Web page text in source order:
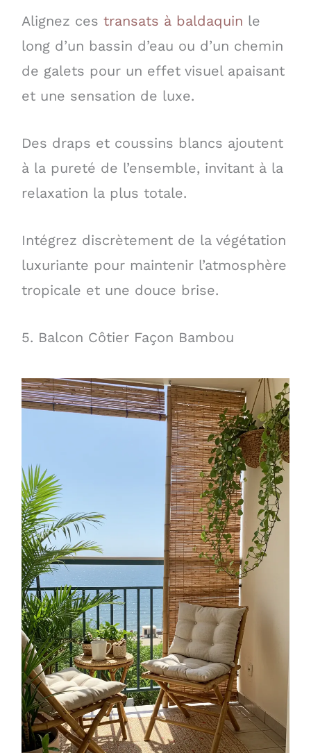
Alignez ces transats à baldaquin le
long d’un bassin d’eau ou d’un chemin
de galets pour un effet visuel apaisant
et une sensation de luxe.
Des draps et coussins blancs ajoutent
à la pureté de l’ensemble, invitant à la
relaxation la plus totale.
Intégrez discrètement de la végétation
luxuriante pour maintenir l’atmosphère
tropicale et une douce brise.
5. Balcon Côtier Façon Bambou